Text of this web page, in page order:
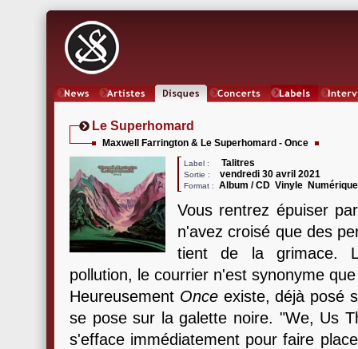
Le Superhomard
Maxwell Farrington & Le Superhomard - Once
Label : Talitres
Sortie : vendredi 30 avril 2021
Format : Album / CD Vinyle
Vous rentrez épuiser
n'avez croisé que des
tient de la grimace.
pollution, le courrier n'est synonyme
Heureusement Onceexiste, déjà posé
se pose sur la galette noire. "We, Us
s'efface immédiatement pour faire